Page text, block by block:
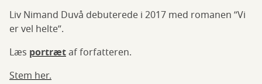
Liv Nimand Duvå debuterede i 2017 med romanen ”Vi
er vel helte”.
Læs portrætaf forfatteren.
Stem her.